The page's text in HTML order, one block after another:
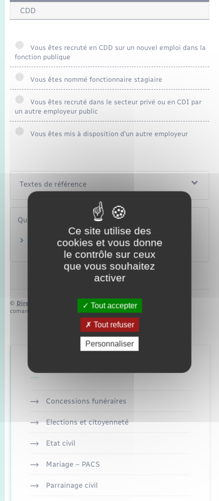
CDD
Vous êtes recruté en CDD sur un nouvel emploi dans la
fonction publique
Vous êtes nommé fonctionnaire stagiaire
Vous êtes recruté dans le secteur privé ou en CDI par
un autre employeur public
Vous êtes mis à disposition d'un autre employeur
Textes de référence
Questions ? Réponses !
Fonction publique : un contractuel peut-il être
mis en disponibilité ?
© Direction de l’information légale et administrative
comarquage developpé parbaseo.io
Concessions funéraires
Elections et citoyenneté
Etat civil
Mariage – PACS
Parrainage civil
Ce site utilise des
cookies et vous donne
le contrôle sur ceux
que vous souhaitez
activer
Tout accepter
Tout refuser
Personnaliser